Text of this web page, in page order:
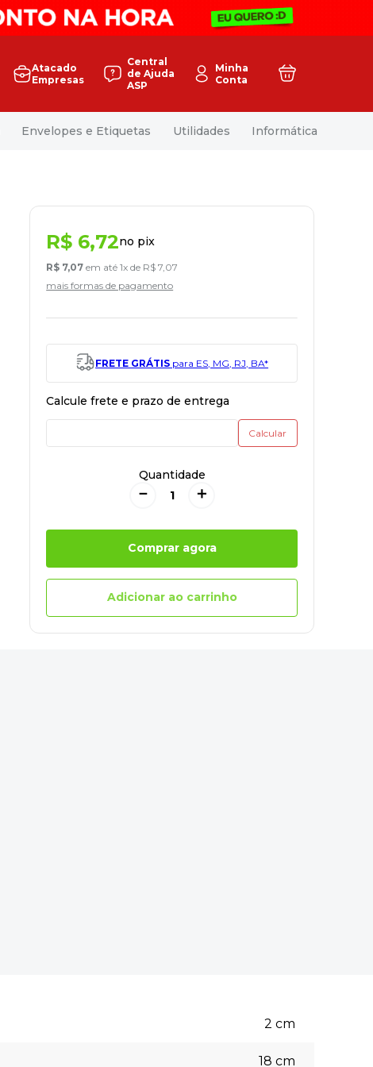
Atacado
Empresas
Central
de Ajuda
ASP
Minha
Conta
Envelopes e Etiquetas Utilidades Informática
R$ 6,72no pix
R$ 7,07 em até1x de R$ 7 07
mais formas de pagamento
FRETE GRÁTIS para ES, MG, RJ, BA*
Quantidade
＋
－
Comprar agora
Adicionar ao carrinho
2 cm
18 cm